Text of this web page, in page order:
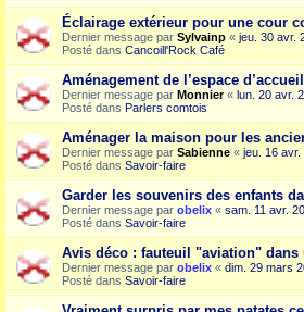
Éclairage extérieur pour une cour
Dernier message par Sylvainp « jeu. 30 avr.
Posté dans Cancoill'Rock Café
Aménagement de l’espace d’accueil
Dernier message par Monnier« lun. 20 avr.
Posté dans Parlers comtois
Aménager la maison pour les
Dernier message par Sabienne « jeu. 16 avr.
Posté dans Savoir-faire
Garder les souvenirs des enfants
Dernier message par obelix « sam. 11 avr.
Posté dans Savoir-faire
Avis déco : fauteuil "aviation"
Dernier message par obelix « dim. 29 mars
Posté dans Savoir-faire